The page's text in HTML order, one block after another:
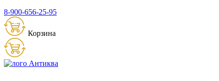
8-900-656-25-95
Корзина